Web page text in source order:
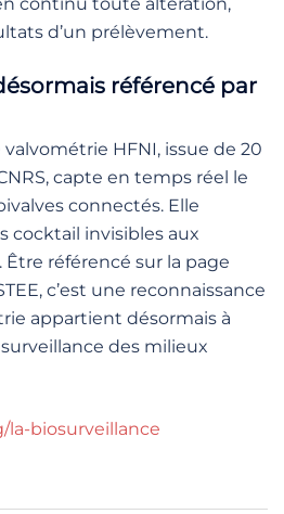
d’un prélèvement.
référencé par
HFNI, issue de 20
capte en temps réel le
connectés. Elle
cocktail invisibles aux
référencé sur la page
c’est une reconnaissance
appartient désormais à
surveillance des milieux
la-biosurveillance